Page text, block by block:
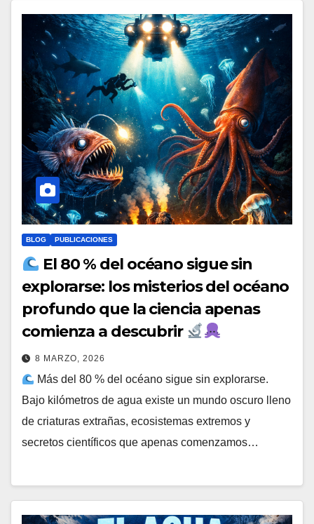
BLOG PUBLICACIONES
El 80 % del océano sigue sin
explorarse: los misterios del océano
profundo que la ciencia apenas
comienza a descubrir
8 MARZO, 2026
Más del 80 % del océano sigue sin explorarse.
Bajo kilómetros de agua existe un mundo oscuro lleno
de criaturas extrañas, ecosistemas extremos y
secretos científicos que apenas comenzamos…